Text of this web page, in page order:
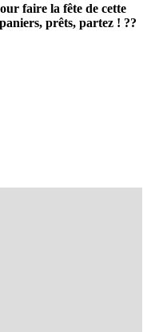
faire la fête de cette
prêts, partez ! ??